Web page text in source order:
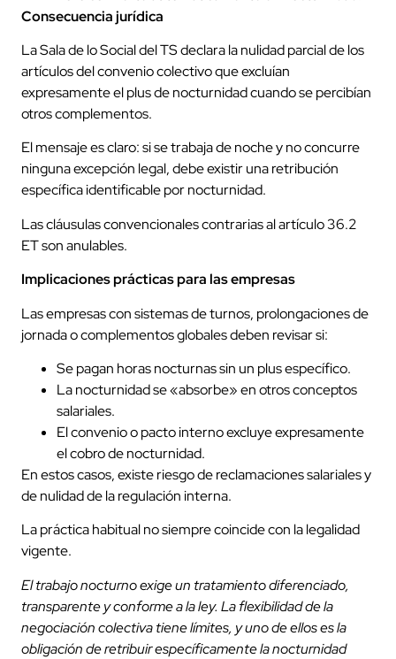
Consecuencia jurídica
La Sala de lo Social del TS declara la nulidad parcial de los
artículos del convenio colectivo que excluían
expresamente el plus de nocturnidad cuando se percibían
otros complementos.
El mensaje es claro: si se trabaja de noche y no concurre
ninguna excepción legal, debe existir una retribución
específica identificable por nocturnidad.
Las cláusulas convencionales contrarias al artículo 36.2
ET son anulables.
Implicaciones prácticas para las empresas
Las empresas con sistemas de turnos, prolongaciones de
jornada o complementos globales deben revisar si:
Se pagan horas nocturnas sin un plus específico.
La nocturnidad se «absorbe» en otros conceptos
salariales.
El convenio o pacto interno excluye expresamente
el cobro de nocturnidad.
En estos casos, existe riesgo de reclamaciones salariales y
de nulidad de la regulación interna.
La práctica habitual no siempre coincide con la legalidad
vigente.
El trabajo nocturno exige un tratamiento diferenciado,
transparente y conforme a la ley. La flexibilidad de la
negociación colectiva tiene límites, y uno de ellos es la
obligación de retribuir específicamente la nocturnidad